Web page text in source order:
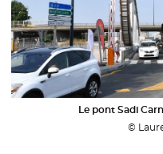
Le pont Sadi
©